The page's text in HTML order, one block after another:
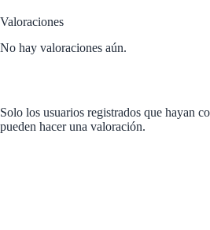
Valoraciones
No hay valoraciones aún.
Solo los usuarios registrados que hayan
pueden hacer una valoración.